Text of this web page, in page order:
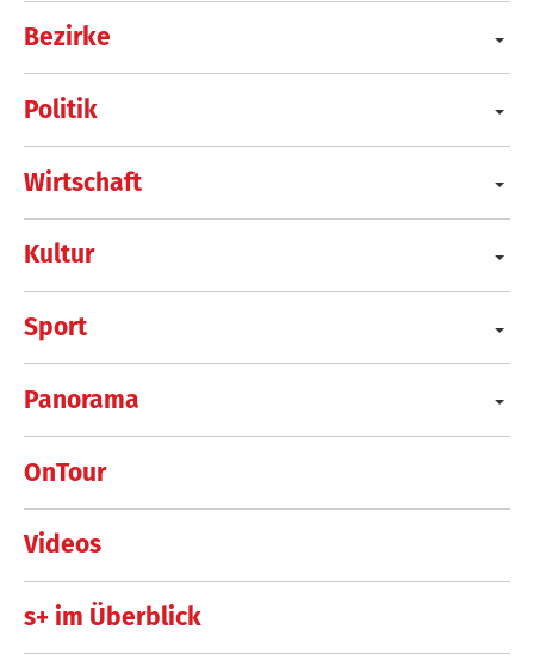
Bezirke
Politik
Wirtschaft
Kultur
Sport
Panorama
OnTour
Videos
s+ im Überblick